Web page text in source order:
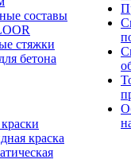
составы
стяжки
бетона
краска